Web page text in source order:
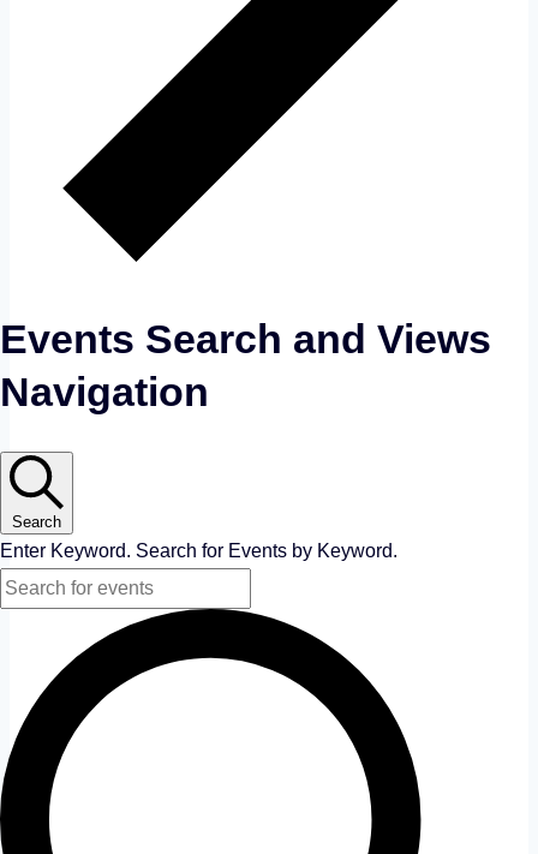
Events Search and Views
Navigation
Search
Enter Keyword. Search for Events by Keyword.